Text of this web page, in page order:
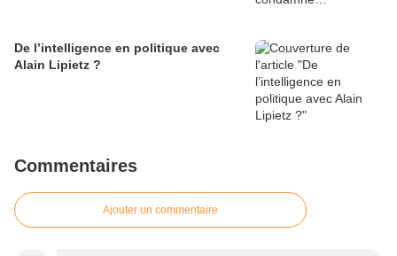
De l’intelligence en politique avec
Alain Lipietz ?
Commentaires
Ajouter un commentaire